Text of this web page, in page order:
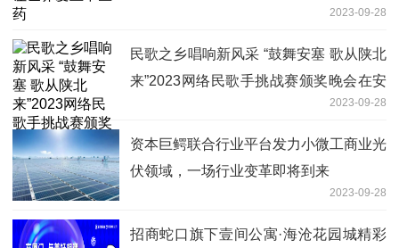
2023-09-28
民歌之乡唱响新风采 “鼓舞安塞 歌从陕北
来”2023网络民歌手挑战赛颁奖晚会在安
2023-09-28
资本巨鳄联合行业平台发力小微工商业光
伏领域，一场行业变革即将到来
2023-09-28
招商蛇口旗下壹间公寓·海沧花园城精彩